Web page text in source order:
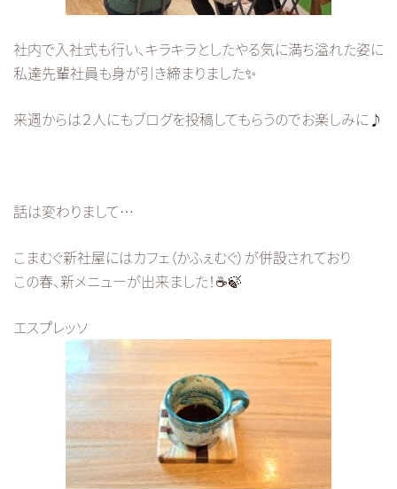
社内で入社式も行い、キラキラとしたやる気に満ち溢れた姿に
私達先輩社員も身が引き締まりました✨
来週からは２人にもブログを投稿してもらうのでお楽しみに♪
話は変わりまして…
こまむぐ新社屋にはカフェ（かふぇむぐ）が併設されており
この春、新メニューが出来ました！☕🍃
エスプレッソ